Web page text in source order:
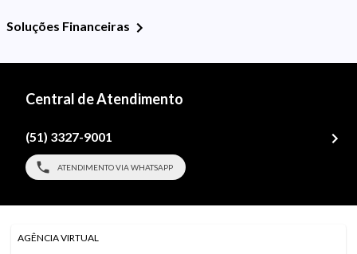
Soluções Financeiras
Central de Atendimento
(51) 3327-9001
ATENDIMENTO VIA WHATSAPP
AGÊNCIA VIRTUAL